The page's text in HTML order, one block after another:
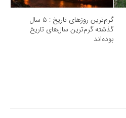
گرم‌ترین روزهای تاریخ : ۵ سال
گذشته گرم‌ترین سال‌های تاریخ
بوده‌اند